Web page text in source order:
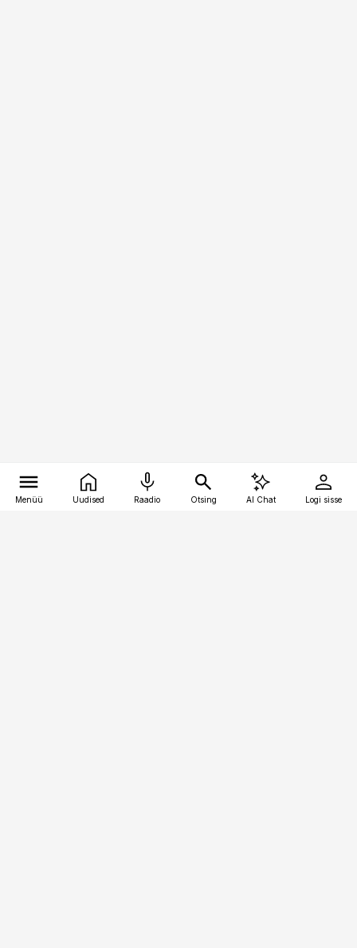
Menüü Uudised Raadio Otsing AI Chat Logi sisse